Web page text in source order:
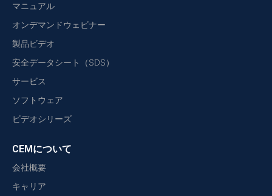
マニュアル
オンデマンドウェビナー
製品ビデオ
安全データシート（SDS）
サービス
ソフトウェア
ビデオシリーズ
CEMについて
会社概要
キャリア